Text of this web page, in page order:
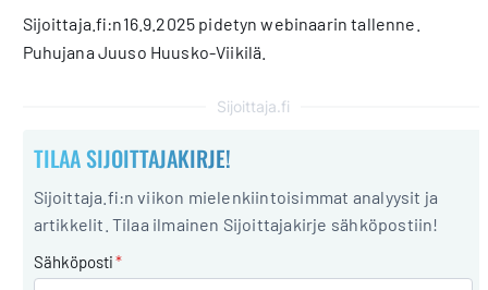
Sijoittaja.fi:n16.9.2025 pidetyn webinaarin tallenne.
Puhujana Juuso Huusko-Viikilä.
Sijoittaja.fi
TILAA SIJOITTAJAKIRJE!
Sijoittaja.fi:n viikon mielenkiintoisimmat analyysit ja
artikkelit. Tilaa ilmainen Sijoittajakirje sähköpostiin!
Sähköposti*